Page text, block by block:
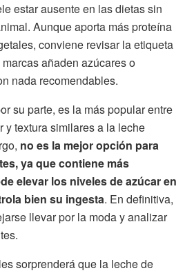
estar ausente en las dietas sin
Aunque aporta más proteína
conviene revisar la etiqueta
añaden azúcares o
nada recomendables.
su parte, es la más popular entre
y textura similares a la leche
no es la mejor opción para
ya que contiene más
elevar los niveles de azúcar en
bien su ingesta. En definitiva,
llevar por la moda y analizar
sorprenderá que la leche de